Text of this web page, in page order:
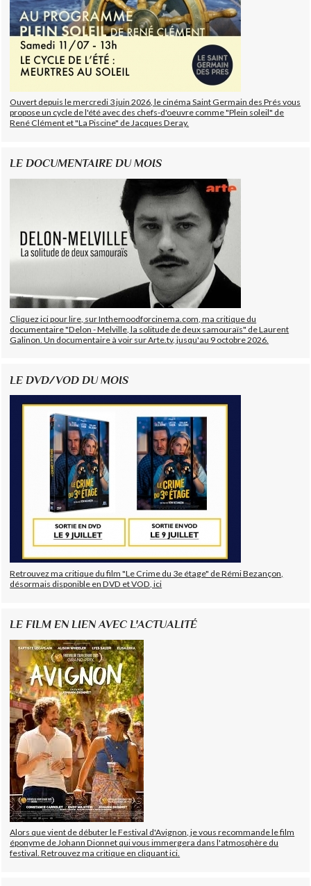
Ouvert depuis le mercredi 3 juin 2026, le cinéma Saint Germain des Prés vous
propose un cycle de l'été avec des chefs-d'oeuvre comme "Plein soleil" de
René Clément et "La Piscine" de Jacques Deray.
LE DOCUMENTAIRE DU MOIS
Cliquez ici pour lire, sur Inthemoodforcinema.com, ma critique du
documentaire "Delon - Melville, la solitude de deux samouraïs" de Laurent
Galinon. Un documentaire à voir sur Arte.tv, jusqu'au 9 octobre 2026.
LE DVD/VOD DU MOIS
Retrouvez ma critique du film "Le Crime du 3e étage" de Rémi Bezançon,
désormais disponible en DVD et VOD, ici
LE FILM EN LIEN AVEC L'ACTUALITÉ
Alors que vient de débuter le Festival d'Avignon, je vous recommande le film
éponyme de Johann Dionnet qui vous immergera dans l'atmosphère du
festival. Retrouvez ma critique en cliquant ici.